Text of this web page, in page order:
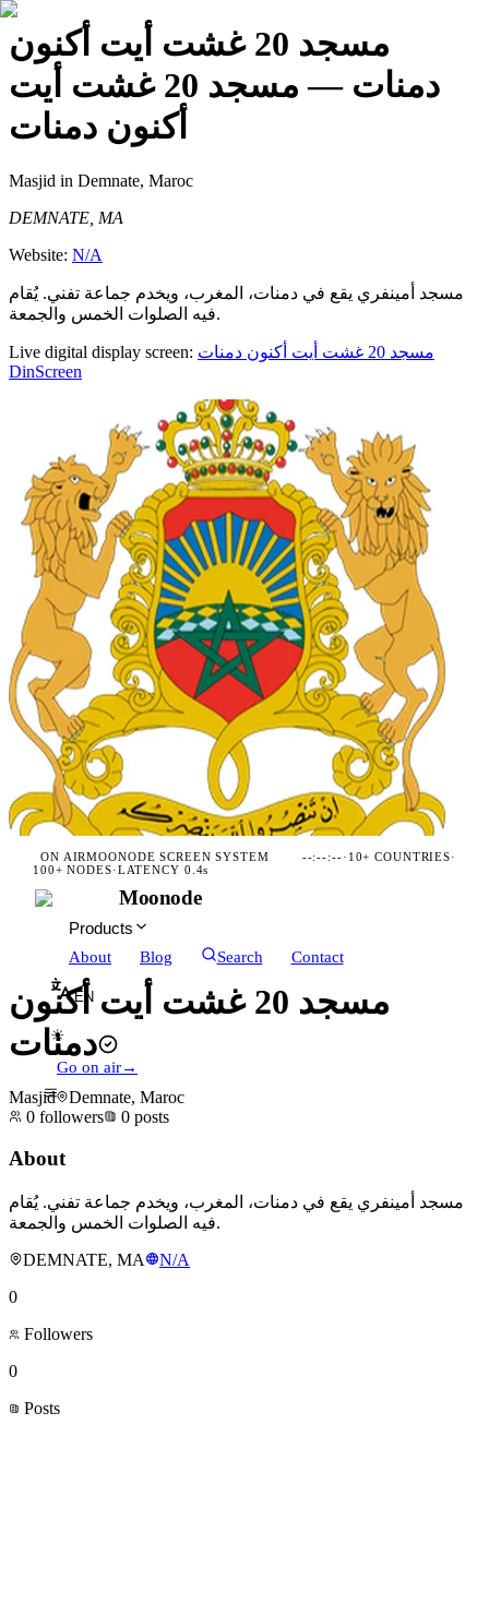
مسجد 20 غشت أيت أكنون
دمنات
— مسجد 20 غشت أيت
أكنون دمنات
Masjid in Demnate, Maroc
DEMNATE, MA
Website: N/A
مسجد أمينفري يقع في دمنات، المغرب، ويخدم جماعة تفني. يُقام
فيه الصلوات الخمس والجمعة.
Live digital display screen:
مسجد 20 غشت أيت أكنون دمنات
DinScreen
ON AIRMOONODE SCREEN SYSTEM --:--:--· 10+ COUNTRIES·
100+ NODES·LATENCY 0.4s
Moonode
Products
About
Blog Search Contact
EN
☀
Go on air→
مسجد 20 غشت أيت أكنون
دمنات
Masjid
Demnate, Maroc
0 followers 0 posts
About
مسجد أمينفري يقع في دمنات، المغرب، ويخدم جماعة تفني. يُقام
فيه الصلوات الخمس والجمعة.
DEMNATE, MA
N/A
0
Followers
0
Posts